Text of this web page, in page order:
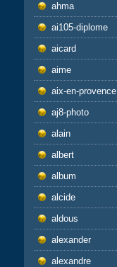
ahma
ai105-diplome
aicard
aime
aix-en-provence
aj8-photo
alain
albert
album
alcide
aldous
alexander
alexandre